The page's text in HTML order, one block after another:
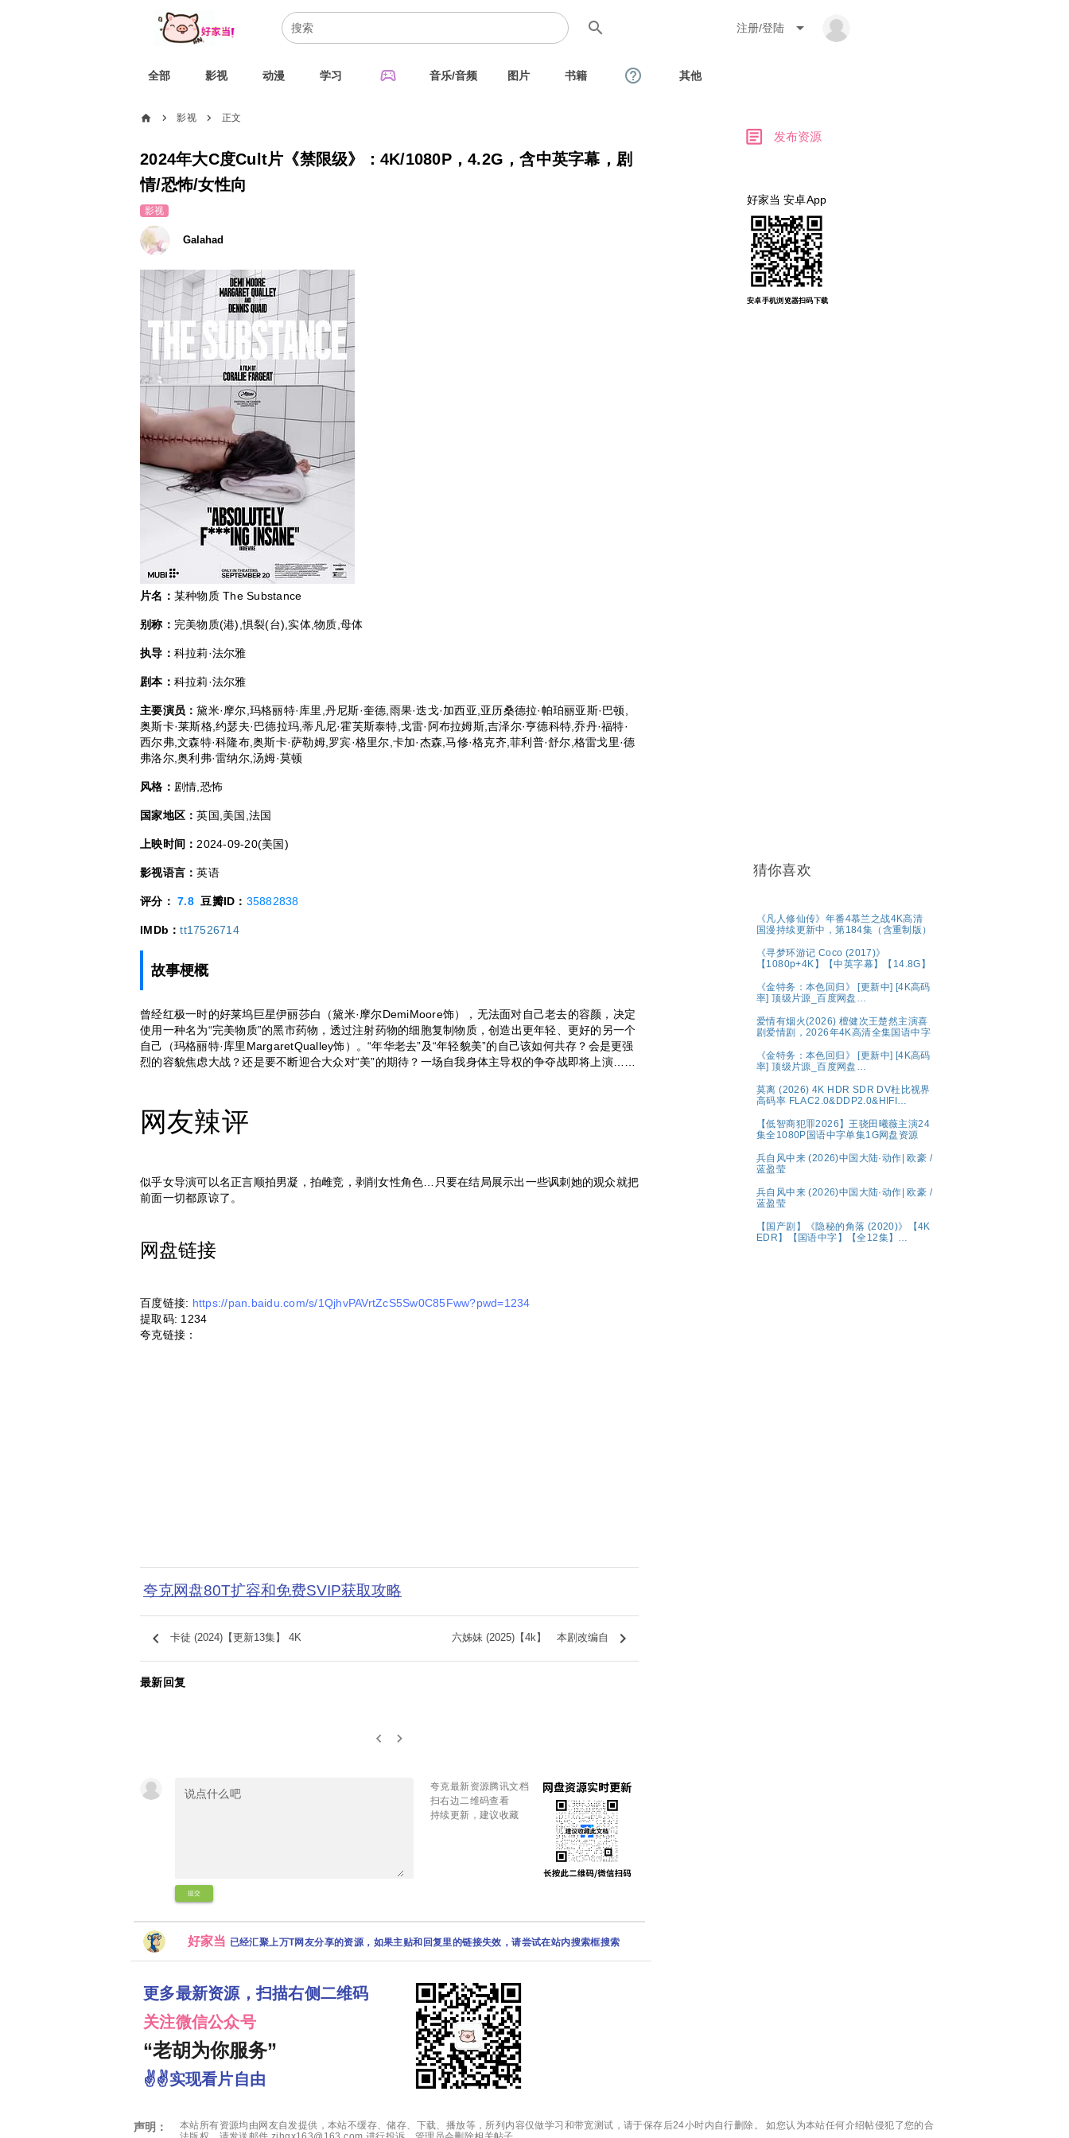
search 注册/登陆 arrow_drop_down
全部 影视 动漫 学习 sports_esports 音乐/音频 图片 书籍 help_outline 其他
home chevron_right 影视 chevron_right 正文
2024年大C度Cult片《禁限级》：4K/1080P，4.2G，含中英字幕，剧
情/恐怖/女性向
影视
Galahad
片名： 某种物质 The Substance
别称： 完美物质(港),惧裂(台),实体,物质,母体
执导： 科拉莉·法尔雅
剧本： 科拉莉·法尔雅
主要演员：黛米·摩尔,玛格丽特·库里,丹尼斯·奎德,雨果·迭戈·加西亚,亚历桑德拉·帕珀丽亚斯·巴顿,
奥斯卡·莱斯格,约瑟夫·巴德拉玛,蒂凡尼·霍芙斯泰特,戈雷·阿布拉姆斯,吉泽尔·亨德科特,乔丹·福特·
西尔弗,文森特·科隆布,奥斯卡·萨勒姆,罗宾·格里尔,卡加·杰森,马修·格克齐,菲利普·舒尔,格雷戈里·德
弗洛尔,奥利弗·雷纳尔,汤姆·莫顿
风格： 剧情,恐怖
国家地区：英国,美国,法国
上映时间： 2024-09-20(美国)
影视语言：英语
评分： 7.8 豆瓣ID： 35882838
IMDb：tt17526714
故事梗概
曾经红极一时的好莱坞巨星伊丽莎白（黛米·摩尔DemiMoore饰），无法面对自己老去的容颜，决定
使用一种名为“完美物质”的黑市药物，透过注射药物的细胞复制物质，创造出更年轻、更好的另一个
自己（玛格丽特·库里MargaretQualley饰）。“年华老去”及“年轻貌美”的自己该如何共存？会是更强
烈的容貌焦虑大战？还是要不断迎合大众对“美”的期待？一场自我身体主导权的争夺战即将上演……
网友辣评
似乎女导演可以名正言顺拍男凝，拍雌竞，剥削女性角色…只要在结局展示出一些讽刺她的观众就把
前面一切都原谅了。
网盘链接
百度链接: https://pan.baidu.com/s/1QjhvPAVrtZcS5Sw0C85Fww?pwd=1234
提取码: 1234
夸克链接：
夸克网盘80T扩容和免费SVIP获取攻略
keyboard_arrow_left 卡徒 (2024)【更新13集】 4K 六姊妹 (2025)【4k】 本剧改编自 keyboard_arrow_right
最新回复
keyboard_arrow_left keyboard_arrow_right
提交
夸克最新资源腾讯文档
扫右边二维码查看
持续更新，建议收藏
好家当 已经汇聚上万T网友分享的资源，如果主贴和回复里的链接失效，请尝试在站内搜索框搜索
更多最新资源，扫描右侧二维码
关注微信公众号
“老胡为你服务”
✌✌实现看片自由
article 发布资源
好家当 安卓App
安卓手机浏览器扫码下载
猜你喜欢
《凡人修仙传》年番4慕兰之战4K高清
国漫持续更新中，第184集（含重制版）
《寻梦环游记 Coco (2017)》
【1080p+4K】【中英字幕】【14.8G】
《金特务：本色回归》 [更新中] [4K高码
率] 顶级片源_百度网盘
爱情有烟火(2026) 檀健次王楚然主演喜
剧爱情剧，2026年4K高清全集国语中字
《金特务：本色回归》 [更新中] [4K高码
率] 顶级片源_百度网盘
莫离‎ (2026) 4K HDR SDR DV杜比视界
高码率 FLAC2.0&DDP2.0&HIFI
6GB】
【低智商犯罪2026】王骁田曦薇主演24
集全1080P国语中字单集1G网盘资源
兵自风中来 (2026)中国大陆·动作| 欧豪 /
蓝盈莹
兵自风中来 (2026)中国大陆·动作| 欧豪 /
蓝盈莹
【国产剧】《隐秘的角落 (2020)》【4K
EDR】【国语中字】【全12集】
声明：
本站所有资源均由网友自发提供，本站不缓存、储存、下载、播放等，所列内容仅做学习和带宽测试，请于保存后24小时内自行删除。 如您认为本站任何介绍帖侵犯了您的合